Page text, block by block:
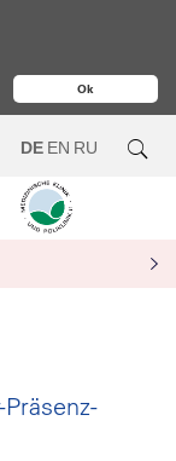
Ok
DE EN RU